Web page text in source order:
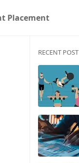
Placement
RECENT POST